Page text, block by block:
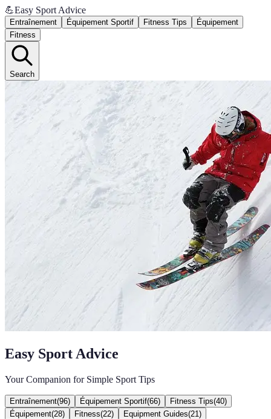
💪Easy Sport Advice
Entraînement Équipement Sportif Fitness Tips
Équipement
Fitness
Search
Easy Sport Advice
Your Companion for Simple Sport Tips
Entraînement(96) Équipement Sportif(66) Fitness Tips(40)
Équipement(28) Fitness(22) Equipment Guides(21 )